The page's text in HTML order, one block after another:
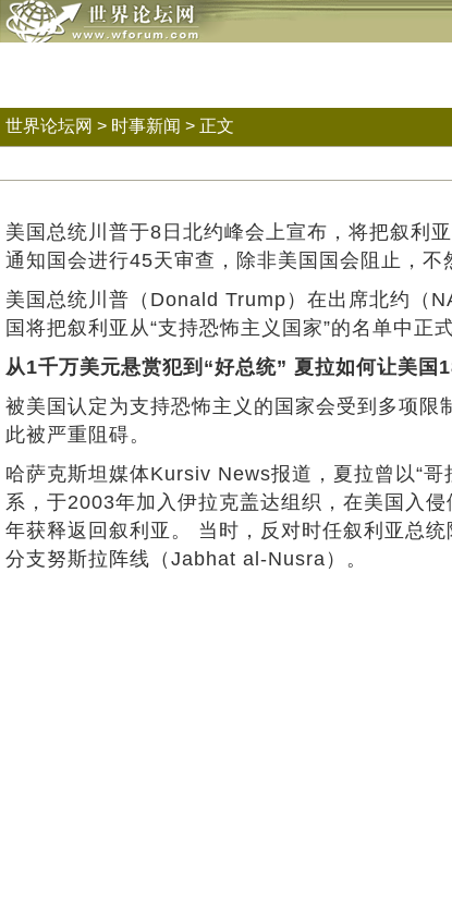
世界论坛网 > 时事新闻 > 正文
美国总统川普于8日北约峰会上宣布，将把叙利
通知国会进行45天审查，除非美国国会阻止，
美国总统川普（Donald Trump）在出席北约（
国将把叙利亚从“支持恐怖主义国家”的名单中正式
从1千万美元悬赏犯到“好总统” 夏拉如何让美国
被美国认定为支持恐怖主义的国家会受到多项
此被严重阻碍。
哈萨克斯坦媒体Kursiv News报道，夏拉曾以“
系，于2003年加入伊拉克盖达组织，在美国入
年获释返回叙利亚。 当时，反对时任叙利亚总
分支努斯拉阵线（Jabhat al-Nusra）。